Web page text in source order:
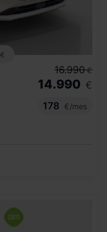
€
16.990 €
14.990 €
178
€/mes